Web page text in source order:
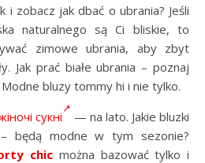
i zobacz jak dbać o ubrania? Jeśli
naturalnego są Ci bliskie, to
zimowe ubrania, aby zbyt
Jak prać białe ubrania – poznaj
bluzy tommy hi i nie tylko.
сукні
— na lato. Jakie bluzki
– będą modne w tym sezonie?
chic można bazować tylko i